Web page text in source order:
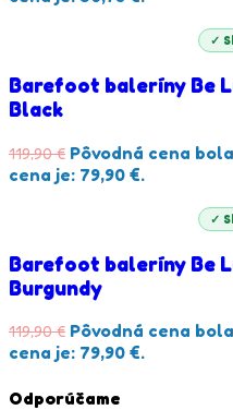
✓
Barefoot baleríny Be
Black
119,90€ Pôvodná cena
cena je: 79,90 €.
✓
Barefoot baleríny Be
Burgundy
119,90€ Pôvodná cena
cena je: 79,90 €.
Odporúčame